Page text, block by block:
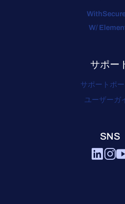
W/
サポー
サポートポ
ユーザーガ
SNS